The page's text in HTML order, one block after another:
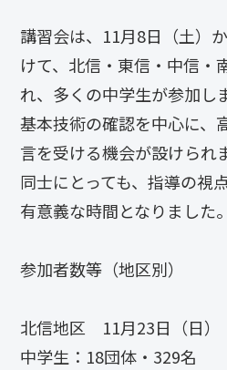
講習会は、11月8日（土）
けて、北信・東信・中信・
れ、多くの中学生が参加し
基本技術の確認を中心に、
言を受ける機会が設けられ
同士にとっても、指導の視
有意義な時間となりました。
参加者数等（地区別）
北信地区 11月23日（日）
中学生：18団体・329名